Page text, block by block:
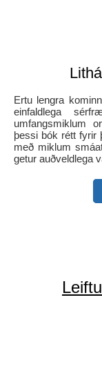
Ertu lengra
einfaldlega
umfangsmiklum
þessi bók rétt fyrir
með miklum
getur auðveldlega